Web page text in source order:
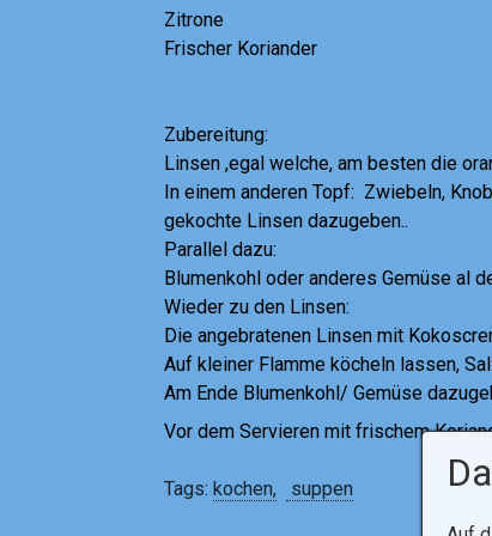
Zitrone
Frischer Koriander
Zubereitung:
Linsen ,egal welche, am besten die
In einem anderen Topf: Zwiebeln,
gekochte Linsen dazugeben..
Parallel dazu:
Blumenkohl oder anderes Gemüse al
Wieder zu den Linsen:
Die angebratenen Linsen mit
Auf kleiner Flamme köcheln lassen,
Am Ende Blumenkohl/ Gemüse
Vor dem Servieren mit frischem
Tags: kochen suppen